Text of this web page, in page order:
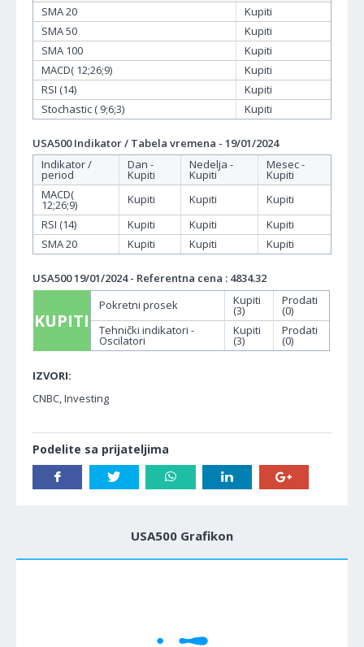
SMA 20
Kupiti
SMA 50
Kupiti
SMA 100
Kupiti
MACD( 12;26;9)
Kupiti
RSI (14)
Kupiti
Stochastic ( 9;6;3)
Kupiti
USA500 Indikator / Tabela vremena - 19/01/2024
Indikator /
period
Dan -
Kupiti
Nedelja -
Kupiti
Mesec -
Kupiti
MACD(
12;26;9) Kupiti Kupiti
Kupiti
RSI (14)
Kupiti Kupiti
Kupiti
SMA 20
Kupiti Kupiti Kupiti
USA500 19/01/2024 - Referentna cena : 4834.32
KUPITI
Pokretni prosek Kupiti
(3)
Prodati
(0)
Tehnički indikatori -
Oscilatori
Kupiti
(3)
Prodati
(0)
IZVORI:
CNBC, Investing
Podelite sa prijateljima
USA500 Grafikon